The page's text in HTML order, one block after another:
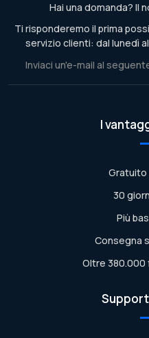
Hai una domanda? Il
Ti risponderemo il prima
servizio clienti: dal lunedì
Inviaci un'e-mail al
I
Gratuito
30
Più
Consegna
Oltre 380.000